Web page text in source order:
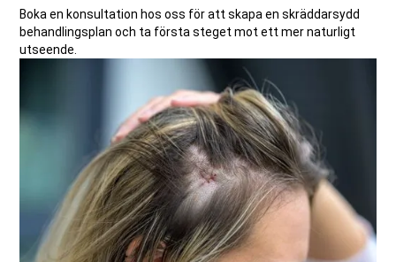
Boka en konsultation hos oss för att skapa en skräddarsydd
behandlingsplan och ta första steget mot ett mer naturligt
utseende.